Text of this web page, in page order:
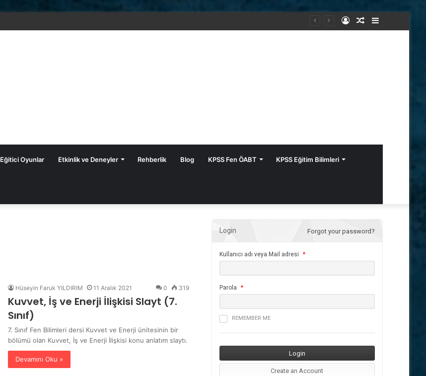
Kenar
Rastgele
Kayıt
Eğitici Oyunlar Etkinlik ve Deneyler Rehberlik Blog KPSS Fen ÖABT KPSS Eğitim Bilimleri
Hüseyin Faruk YILDIRIM 11 Aralık 2021 0 319
Kuvvet, İş ve Enerji İlişkisi Slayt (7.
Sınıf)
7. Sınıf Fen Bilimleri dersi Kuvvet ve Enerji ünitesinin bir
bölümü olan Kuvvet, İş ve Enerji İlişkisi konu anlatım slaytı.
Devamını Oku »
Login Forgot your password?
Kullanıcı adı veya Mail adresi *
Parola *
REMEMBER ME